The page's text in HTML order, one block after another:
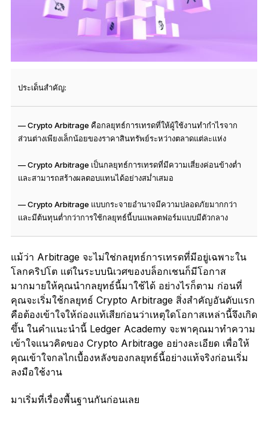
ประเด็นสำคัญ:
— Crypto Arbitrage คือกลยุทธ์การเทรดที่ให้ผู้ใช้งานทำกำไรจาก
ส่วนต่างเพียงเล็กน้อยของราคาสินทรัพย์ระหว่างตลาดแต่ละแห่ง
— Crypto Arbitrage เป็นกลยุทธ์การเทรดที่มีความเสี่ยงค่อนข้างต่ำ
และสามารถสร้างผลตอบแทนได้อย่างสม่ำเสมอ
— Crypto Arbitrage แบบกระจายอำนาจมีความปลอดภัยมากกว่า
และมีต้นทุนต่ำกว่าการใช้กลยุทธ์นี้บนแพลตฟอร์มแบบมีตัวกลาง
แม้ว่า Arbitrage จะไม่ใช่กลยุทธ์การเทรดที่มีอยู่เฉพาะใน
โลกคริปโต แต่ในระบบนิเวศของบล็อกเชนก็มีโอกาส
มากมายให้คุณนำกลยุทธ์นี้มาใช้ได้ อย่างไรก็ตาม ก่อนที่
คุณจะเริ่มใช้กลยุทธ์ Crypto Arbitrage สิ่งสำคัญอันดับแรก
คือต้องเข้าใจให้ถ่องแท้เสียก่อนว่าเหตุใดโอกาสเหล่านี้จึงเกิด
ขึ้น ในคำแนะนำนี้ Ledger Academy จะพาคุณมาทำความ
เข้าใจแนวคิดของ Crypto Arbitrage อย่างละเอียด เพื่อให้
คุณเข้าใจกลไกเบื้องหลังของกลยุทธ์นี้อย่างแท้จริงก่อนเริ่ม
ลงมือใช้งาน
มาเริ่มที่เรื่องพื้นฐานกันก่อนเลย